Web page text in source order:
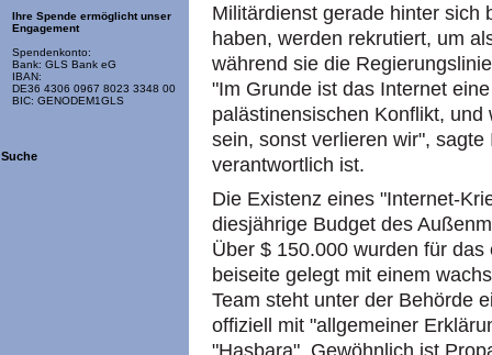
Ihre Spende ermöglicht unser
Engagement
Spendenkonto:
Bank: GLS Bank eG
IBAN:
DE36 4306 0967 8023 3348 00
BIC: GENODEM1GLS
Suche
Militärdienst gerade hinter sich
haben, werden rekrutiert, um
während sie die
"Im Grunde ist das Internet
palästinensischen Konflikt,
sein, sonst verlieren wir",
verantwortlich ist.
Die Existenz eines "Internet-
diesjährige Budget des
Über $ 150.000 wurden für
beiseite gelegt mit einem
Team steht unter der Behörde
offiziell mit "allgemeiner
"Hasbara". Gewöhnlich ist